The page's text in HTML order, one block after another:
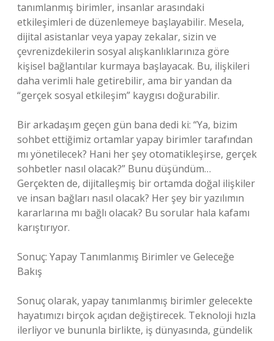
tanımlanmış birimler, insanlar arasındaki
etkileşimleri de düzenlemeye başlayabilir. Mesela,
dijital asistanlar veya yapay zekalar, sizin ve
çevrenizdekilerin sosyal alışkanlıklarınıza göre
kişisel bağlantılar kurmaya başlayacak. Bu, ilişkileri
daha verimli hale getirebilir, ama bir yandan da
“gerçek sosyal etkileşim” kaygısı doğurabilir.
Bir arkadaşım geçen gün bana dedi ki: “Ya, bizim
sohbet ettiğimiz ortamlar yapay birimler tarafından
mı yönetilecek? Hani her şey otomatikleşirse, gerçek
sohbetler nasıl olacak?” Bunu düşündüm…
Gerçekten de, dijitalleşmiş bir ortamda doğal ilişkiler
ve insan bağları nasıl olacak? Her şey bir yazılımın
kararlarına mı bağlı olacak? Bu sorular hala kafamı
karıştırıyor.
Sonuç: Yapay Tanımlanmış Birimler ve Geleceğe
Bakış
Sonuç olarak, yapay tanımlanmış birimler gelecekte
hayatımızı birçok açıdan değiştirecek. Teknoloji hızla
ilerliyor ve bununla birlikte, iş dünyasında, gündelik